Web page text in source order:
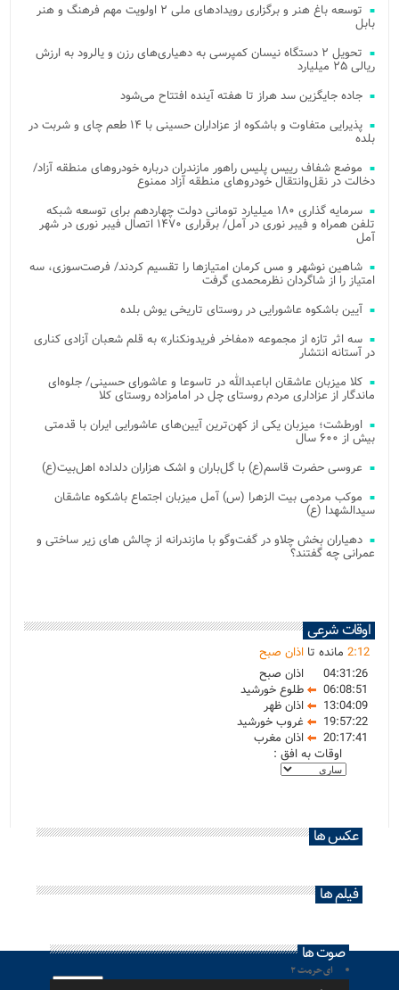
توسعه باغ هنر و برگزاری رویدادهای ملی ۲ اولویت مهم فرهنگ و هنر
بابل
تحویل ۲ دستگاه نیسان کمپرسی به دهیاری‌های رزن و یالرود به ارزش
ریالی ۲۵ میلیارد
جاده جایگزین سد هراز تا هفته آینده افتتاح می‌شود
پذیرایی متفاوت و باشکوه از عزاداران حسینی با ۱۴ طعم چای و شربت در
بلده
موضع شفاف رییس پلیس راهور مازندران درباره خودروهای منطقه آزاد/
دخالت در نقل‌وانتقال خودروهای منطقه آزاد ممنوع
سرمایه گذاری ۱۸۰ میلیارد تومانی دولت چهاردهم برای توسعه شبکه
تلفن همراه و فیبر نوری در آمل/ برقراری ۱۴۷۰ اتصال فیبر نوری در شهر
آمل
شاهین نوشهر و مس کرمان امتیازها را تقسیم کردند/ فرصت‌سوزی، سه
امتیاز را از شاگردان نظرمحمدی گرفت
آیین باشکوه عاشورایی در روستای تاریخی یوش بلده
سه اثر تازه از مجموعه «مفاخر فریدونکنار» به قلم شعبان آزادی کناری
در آستانه انتشار
کلا میزبان عاشقان اباعبدالله در تاسوعا و عاشورای حسینی/ جلوه‌ای
ماندگار از عزاداری مردم روستای چل در امامزاده روستای کلا
اورطشت؛ میزبان یکی از کهن‌ترین آیین‌های عاشورایی ایران با قدمتی
بیش از ۶۰۰ سال
عروسی حضرت قاسم(ع) با گل‌باران و اشک هزاران دلداده اهل‌بیت(ع)
موکب مردمی بیت‌ الزهرا (س) آمل میزبان اجتماع باشکوه عاشقان
سیدالشهدا (ع)
دهیاران بخش چلاو در گفت‌وگو با مازندرانه از چالش های زیر ساختی و
عمرانی چه گفتند؟
اوقات شرعی
2:12 مانده تا اذان صبح
04:31:26
اذان صبح
06:08:51
طلوع خورشید
13:04:09
اذان ظهر
19:57:22
غروب خورشید
20:17:41
اذان مغرب
اوقات به افق :
عکس ها
فیلم ها
صوت ها
ای حرمت ۲
پخش‌کننده